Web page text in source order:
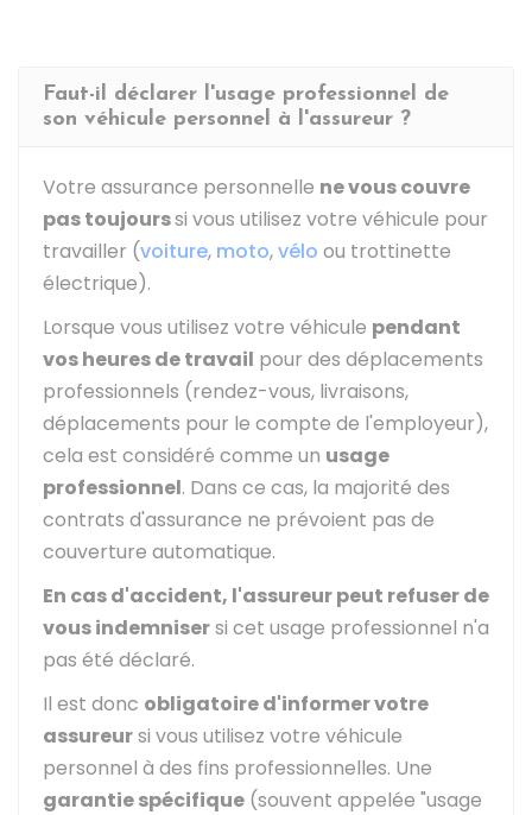
Faut-il déclarer l'usage professionnel de
son véhicule personnel à l'assureur ?
Votre assurance personnelle ne vous couvre
pas toujourssi vous utilisez votre véhicule pour
travailler (voiture, moto,vélo ou trottinette
électrique).
Lorsque vous utilisez votre véhicule pendant
vos heures de travail pour des déplacements
professionnels (rendez-vous, livraisons,
déplacements pour le compte de l'employeur),
cela est considéré comme un usage
professionnel. Dans ce cas, la majorité des
contrats d'assurance ne prévoient pas de
couverture automatique.
En cas d'accident, l'assureur peut refuser de
vous indemnisersi cet usage professionnel n'a
pas été déclaré.
Il est donc obligatoire d'informer votre
assureursi vous utilisez votre véhicule
personnel à des fins professionnelles. Une
garantie spécifique (souvent appelée "usage